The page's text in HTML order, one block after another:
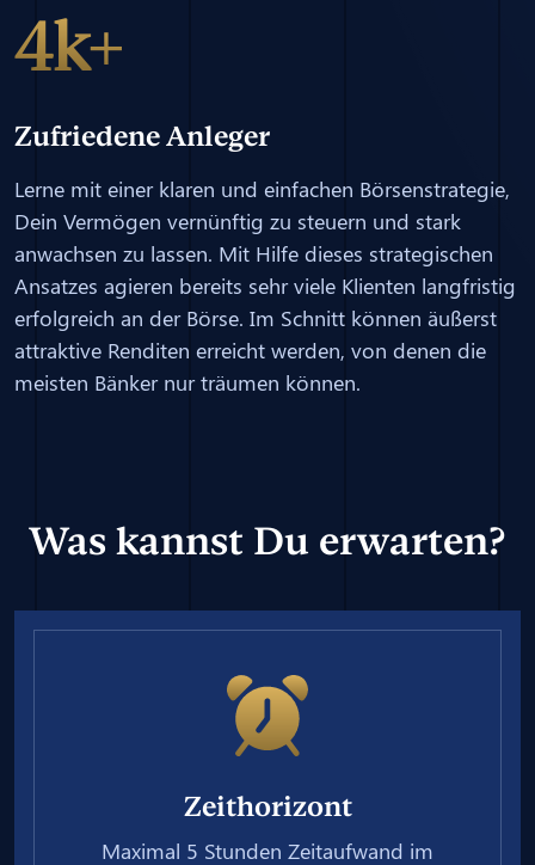
4k+
Zufriedene Anleger
Lerne mit einer klaren und einfachen Börsenstrategie,
Dein Vermögen vernünftig zu steuern und stark
anwachsen zu lassen. Mit Hilfe dieses strategischen
Ansatzes agieren bereits sehr viele Klienten langfristig
erfolgreich an der Börse. Im Schnitt können äußerst
attraktive Renditen erreicht werden, von denen die
meisten Bänker nur träumen können.
Was kannst Du erwarten?
Zeithorizont
Maximal 5 Stunden Zeitaufwand im